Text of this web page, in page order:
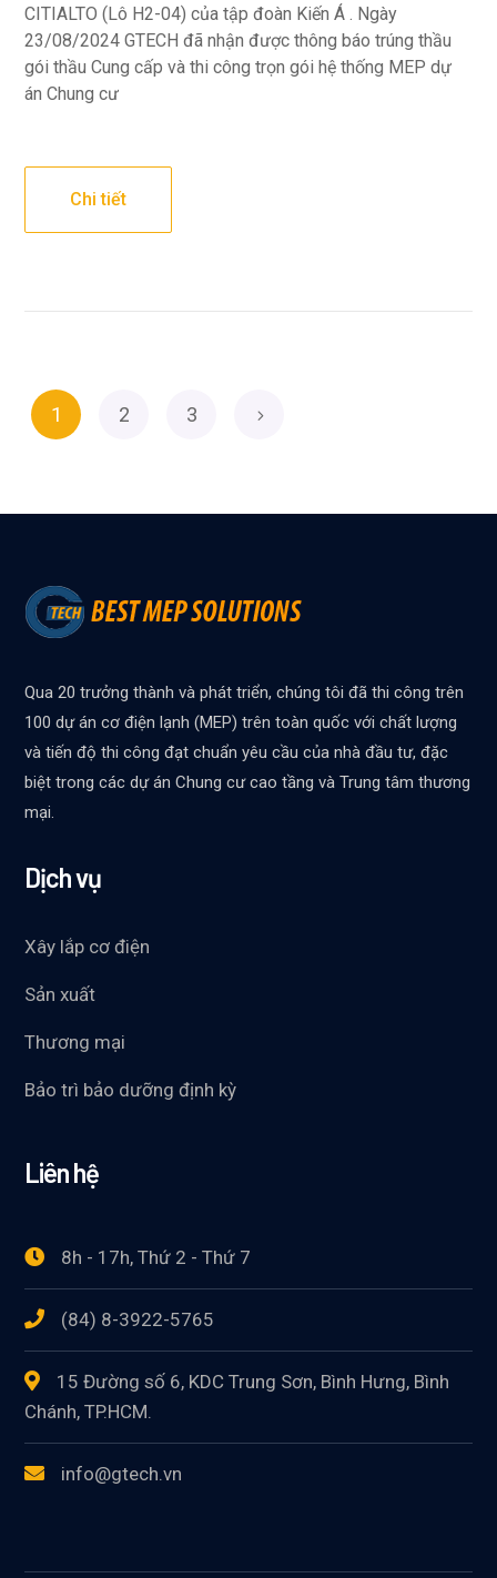
CITIALTO (Lô H2-04) của tập đoàn Kiến Á . Ngày
23/08/2024 GTECH đã nhận được thông báo trúng thầu
gói thầu Cung cấp và thi công trọn gói hệ thống MEP dự
án Chung cư
Chi tiết
1 2 3
Qua 20 trưởng thành và phát triển, chúng tôi đã thi công trên
100 dự án cơ điện lạnh (MEP) trên toàn quốc với chất lượng
và tiến độ thi công đạt chuẩn yêu cầu của nhà đầu tư, đặc
biệt trong các dự án Chung cư cao tầng và Trung tâm thương
mại.
Dịch vụ
Xây lắp cơ điện
Sản xuất
Thương mại
Bảo trì bảo dưỡng định kỳ
Liên hệ
8h - 17h, Thứ 2 - Thứ 7
(84) 8-3922-5765
15 Đường số 6, KDC Trung Sơn, Bình Hưng, Bình
Chánh, TP.HCM.
info@gtech.vn